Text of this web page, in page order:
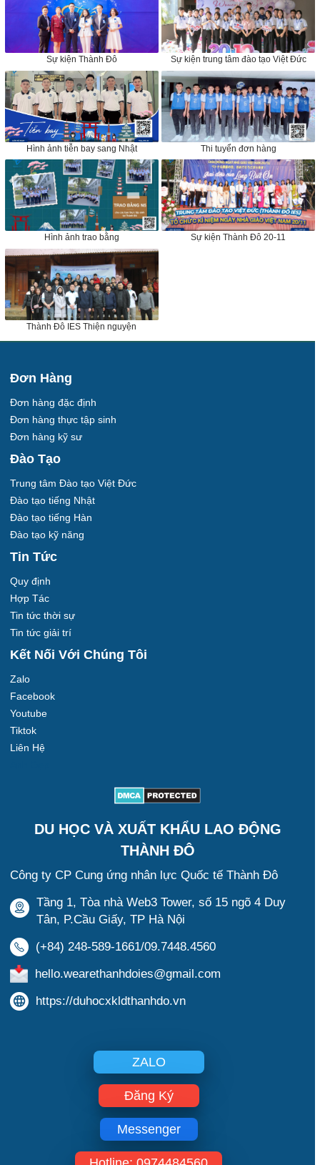
Sự kiện Thành Đô Sự kiện trung tâm đào tạo Việt Đức
Hình ảnh tiễn bay sang Nhật Thi tuyển đơn hàng
Hình ảnh trao bằng Sự kiện Thành Đô 20-11
Thành Đô IES Thiện nguyện
Đơn Hàng
Đơn hàng đặc định
Đơn hàng thực tập sinh
Đơn hàng kỹ sư
Đào Tạo
Trung tâm Đào tạo Việt Đức
Đào tạo tiếng Nhật
Đào tạo tiếng Hàn
Đào tạo kỹ năng
Tin Tức
Quy định
Hợp Tác
Tin tức thời sự
Tin tức giải trí
Kết Nối Với Chúng Tôi
Zalo
Facebook
Youtube
Tiktok
Liên Hệ
DU HỌC VÀ XUẤT KHẨU LAO ĐỘNG
THÀNH ĐÔ
Công ty CP Cung ứng nhân lực Quốc tế Thành Đô
Tầng 1, Tòa nhà Web3 Tower, số 15 ngõ 4 Duy
Tân, P.Cầu Giấy, TP Hà Nội
(+84) 248-589-1661/09.7448.4560
hello.wearethanhdoies@gmail.com
https://duhocxkldthanhdo.vn
ZALO
Đăng Ký
Messenger